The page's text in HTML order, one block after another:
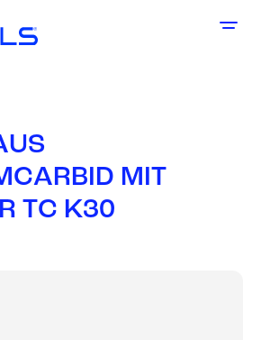
US
CARBID MIT
R TC K30